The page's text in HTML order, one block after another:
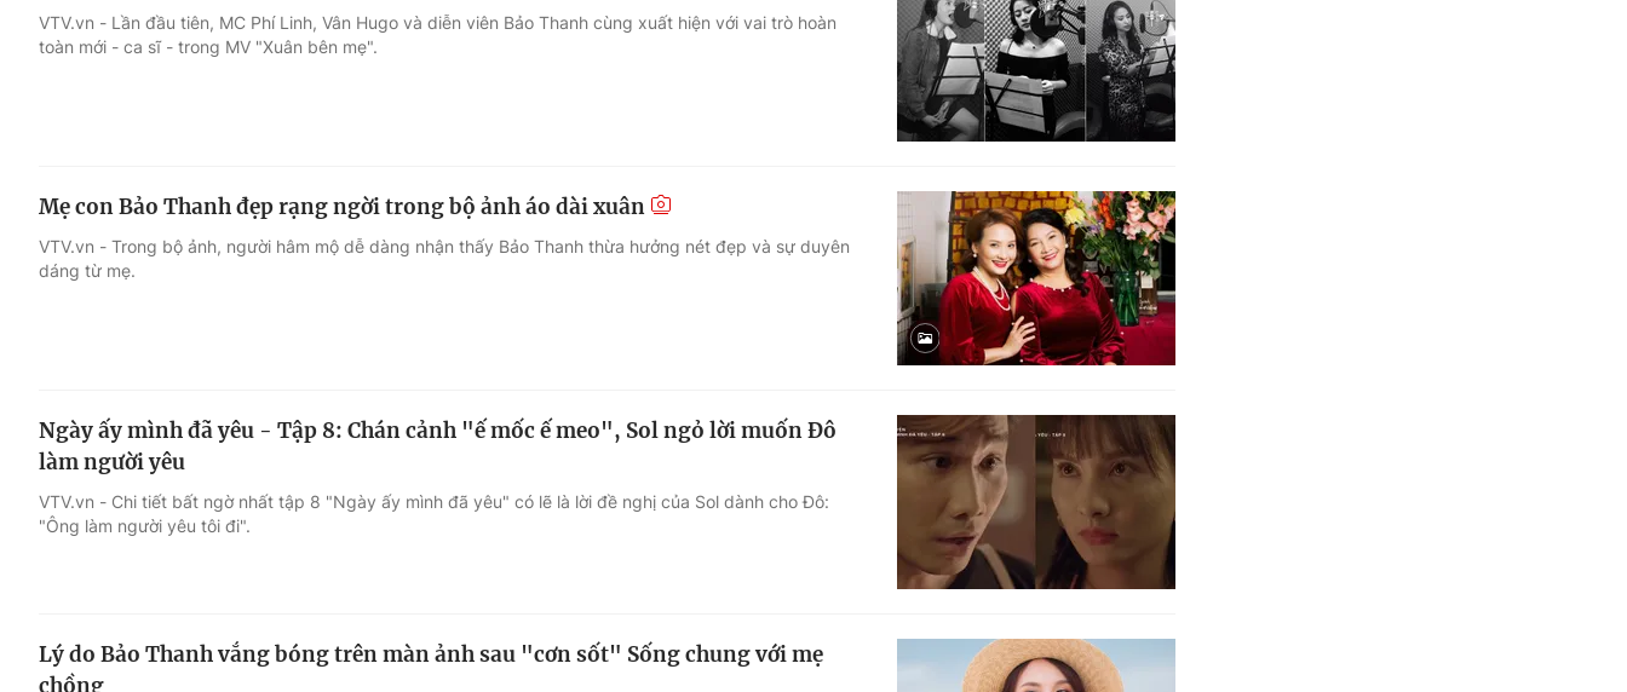
VTV.vn - Lần đầu tiên, MC Phí Linh, Vân Hugo và diễn viên Bảo Thanh cùng xuất hiện với vai trò hoàn
toàn mới - ca sĩ - trong MV "Xuân bên mẹ".
Mẹ con Bảo Thanh đẹp rạng ngời trong bộ ảnh áo dài xuân
VTV.vn - Trong bộ ảnh, người hâm mộ dễ dàng nhận thấy Bảo Thanh thừa hưởng nét đẹp và sự duyên
dáng từ mẹ.
Ngày ấy mình đã yêu - Tập 8: Chán cảnh "ế mốc ế meo", Sol ngỏ lời muốn Đô
làm người yêu
VTV.vn - Chi tiết bất ngờ nhất tập 8 "Ngày ấy mình đã yêu" có lẽ là lời đề nghị của Sol dành cho Đô:
"Ông làm người yêu tôi đi".
Lý do Bảo Thanh vắng bóng trên màn ảnh sau "cơn sốt" Sống chung với mẹ
chồng